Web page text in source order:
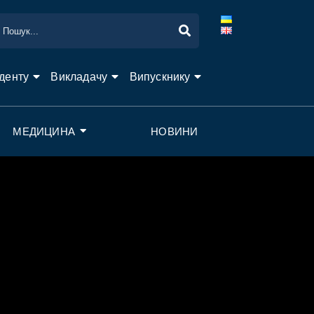
Викладачу Випускнику
МЕДИЦИНА НОВИНИ